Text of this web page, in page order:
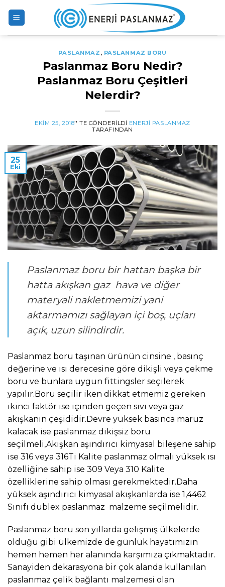
PASLANMAZ , PASLANMAZ BORU
Paslanmaz Boru Nedir?
Paslanmaz Boru Çeşitleri
Nelerdir?
EKIM 25, 2018’' TE GÖNDERILDI ENERJI PASLANMAZ
TARAFINDAN
25
Eki
Paslanmaz boru bir hattan başka bir
hatta akışkan gaz hava ve diğer
materyali nakletmemizi yani
aktarmamızı sağlayan içi boş, uçları
açık, uzun silindirdir.
Paslanmaz boru taşınan ürünün cinsine , basınç
değerine ve ısı derecesine göre dikişli veya çekme
boru ve bunlara uygun fittingsler seçilerek
yapılır.Boru seçilir iken dikkat etmemiz gereken
ikinci faktör ise içinden geçen sıvı veya gaz
akışkanın çeşididir.Devre yüksek basınca maruz
kalacak ise paslanmaz dikişsiz boru
seçilmeli,Akışkan aşındırıcı kimyasal bileşene sahip
ise 316 veya 316Ti Kalite paslanmaz olmalı yüksek ısı
özelliğine sahip ise 309 Veya 310 Kalite
özelliklerine sahip olması gerekmektedir.Daha
yüksek aşındırıcı kimyasal akışkanlarda ise 1,4462
Sınıfı dublex paslanmaz malzeme seçilmelidir.
Paslanmaz boru son yıllarda gelişmiş ülkelerde
olduğu gibi ülkemizde de günlük hayatımızın
hemen hemen her alanında karşımıza çıkmaktadır.
Sanayiden dekarasyona bir çok alanda kullanılan
paslanmaz çelik bağlantı malzemesi olan